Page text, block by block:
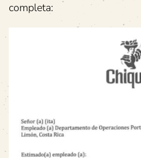
completa: